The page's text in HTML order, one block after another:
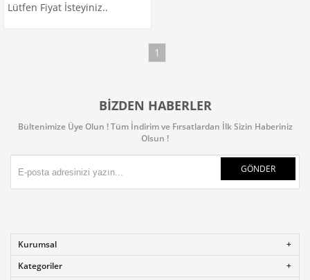
Lütfen Fiyat İsteyiniz..
1
BIZDEN HABERLER
Bültenimize Üye Olun ! Tüm İndirim ve Fırsatlardan İlk Sizin Haberiniz
Olsun !
GÖNDER
Kurumsal
Kategoriler